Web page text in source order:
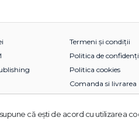
Termeni și condiții
Politica de
Politica cookies
Comanda si livrarea
rezervate.
că eşti de acord cu utilizarea